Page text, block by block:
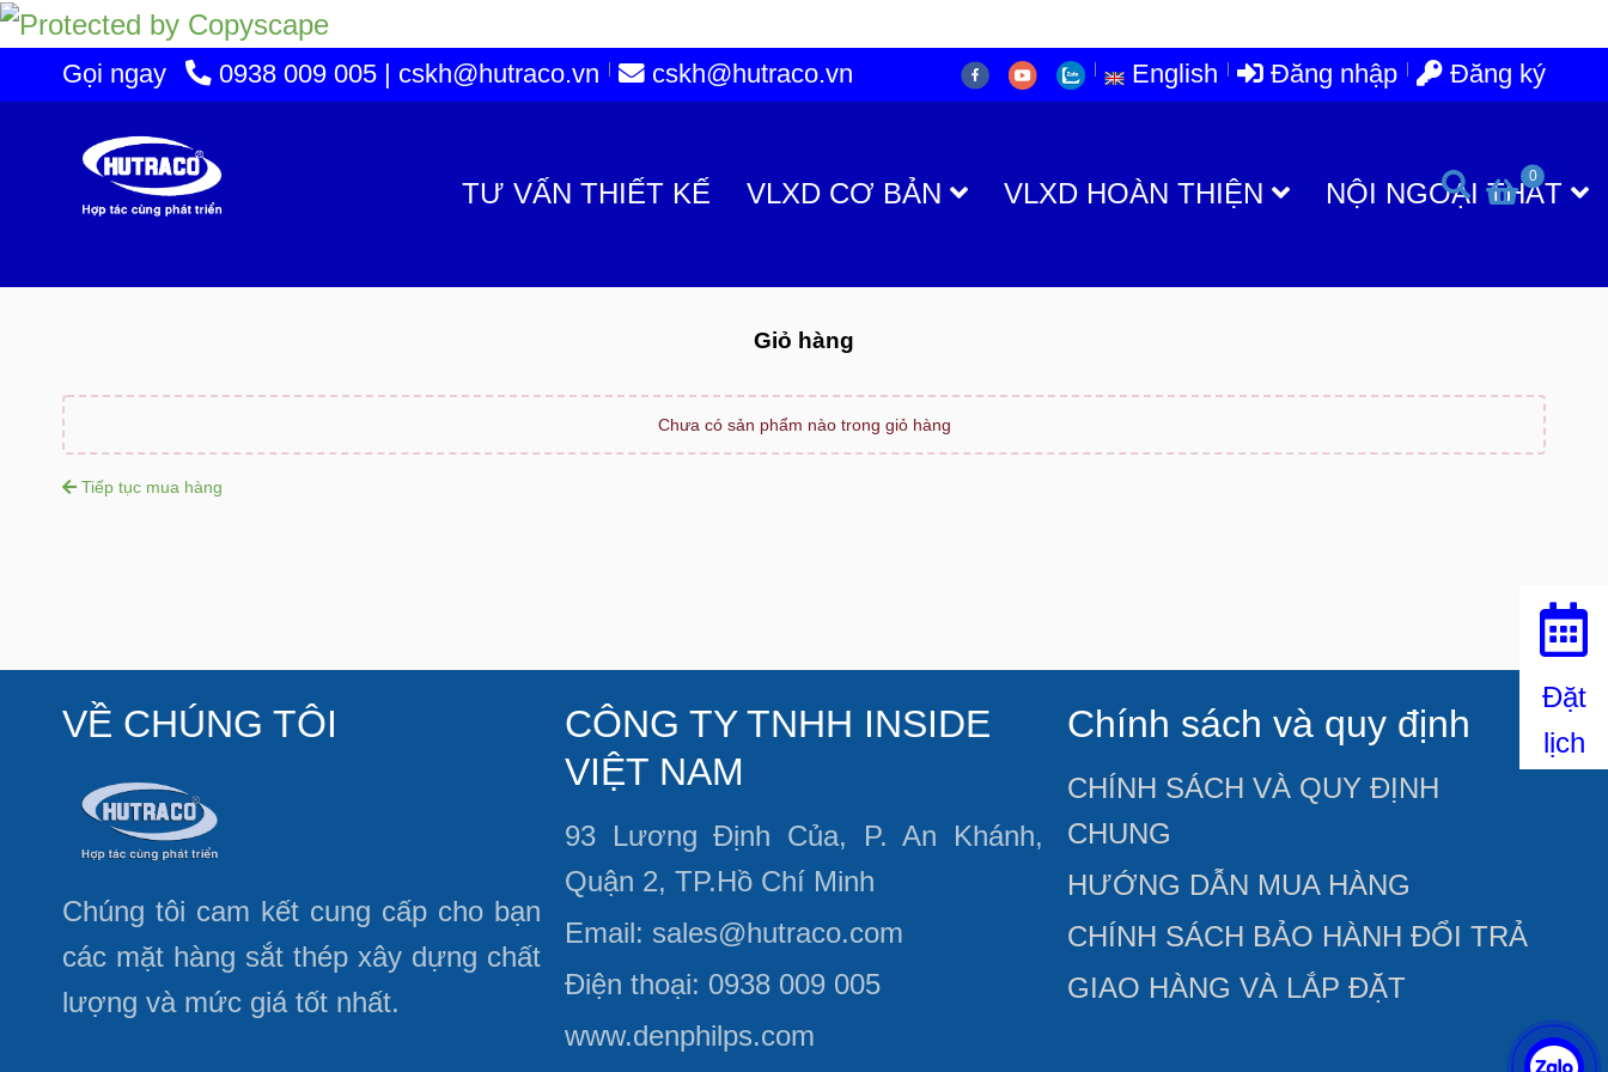
Gọi ngay 0938 009 005 | cskh@hutraco.vn cskh@hutraco.vn English Đăng nhập Đăng ký
0
TƯ VẤN THIẾT KẾ VLXD CƠ BẢN VLXD HOÀN THIỆN NỘI NGOẠI THẤT
Giỏ hàng
Chưa có sản phẩm nào trong giỏ hàng
Tiếp tục mua hàng
VỀ CHÚNG TÔI
Chúng tôi cam kết cung cấp cho bạn
các mặt hàng sắt thép xây dựng chất
lượng và mức giá tốt nhất.
CÔNG TY TNHH INSIDE
VIỆT NAM
93 Lương Định Của, P. An Khánh,
Quận 2, TP.Hồ Chí Minh
Email: sales@hutraco.com
Điện thoại: 0938 009 005
www.denphilps.com
Chính sách và quy định
CHÍNH SÁCH VÀ QUY ĐỊNH
CHUNG
HƯỚNG DẪN MUA HÀNG
CHÍNH SÁCH BẢO HÀNH ĐỔI TRẢ
GIAO HÀNG VÀ LẮP ĐẶT
Đặt
lịch